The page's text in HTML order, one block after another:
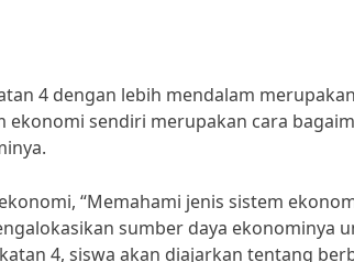
4 dengan lebih mendalam
ekonomi sendiri merupakan cara
“Memahami jenis sistem
sumber daya ekonominya
4, siswa akan diajarkan tentang